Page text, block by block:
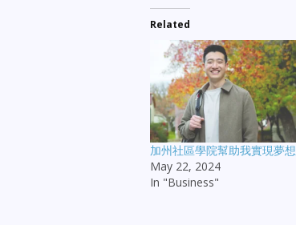
Related
加州社區學院幫助我實現夢想
May 22, 2024
In "Business"